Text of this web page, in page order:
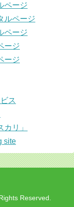
ページ
ルページ
ページ
ージ
ージ
ス
リ」
site
Reserved.